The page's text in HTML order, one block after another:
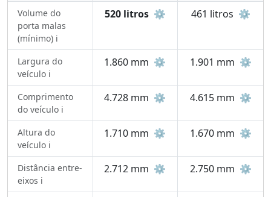
Volume do
porta malas
(mínimo) ℹ️
520 litros ⚙️ 461 litros ⚙️
Largura do
veículo ℹ️
1.860 mm ⚙️ 1.901 mm ⚙️
Comprimento
do veículo ℹ️
4.728 mm ⚙️ 4.615 mm ⚙️
Altura do
veículo ℹ️
1.710 mm ⚙️ 1.670 mm ⚙️
Distância entre-
eixos ℹ️
2.712 mm ⚙️ 2.750 mm ⚙️